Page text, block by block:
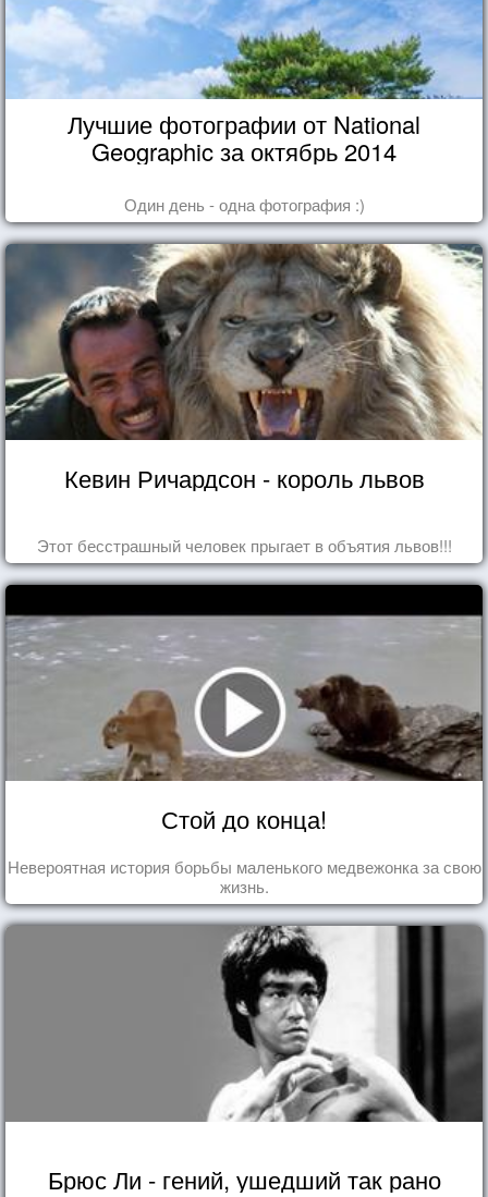
Лучшие фотографии от National
Geographic за октябрь 2014
Один день - одна фотография :)
Кевин Ричардсон - король львов
Этот бесстрашный человек прыгает в объятия львов!!!
Стой до конца!
Невероятная история борьбы маленького медвежонка за свою
жизнь.
Брюс Ли - гений, ушедший так рано